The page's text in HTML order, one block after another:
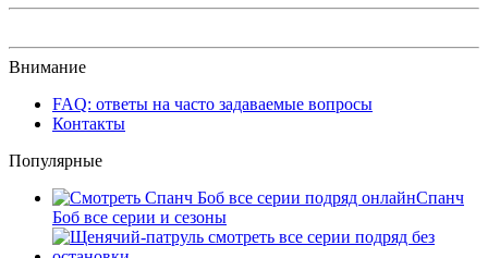
Внимание
FAQ: ответы на часто задаваемые вопросы
Контакты
Популярные
Спанч
Боб все серии и сезоны